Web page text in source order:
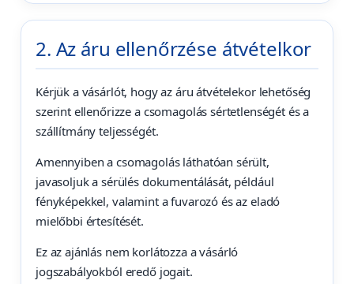
2. Az áru ellenőrzése átvételkor
Kérjük a vásárlót, hogy az áru átvételekor lehetőség
szerint ellenőrizze a csomagolás sértetlenségét és a
szállítmány teljességét.
Amennyiben a csomagolás láthatóan sérült,
javasoljuk a sérülés dokumentálását, például
fényképekkel, valamint a fuvarozó és az eladó
mielőbbi értesítését.
Ez az ajánlás nem korlátozza a vásárló
jogszabályokból eredő jogait.